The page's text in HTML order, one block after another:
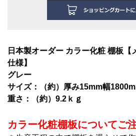
日本製オーダー カラー化粧 棚板【
仕様】
グレー
サイズ：（約）厚み15mm幅
重さ：（約）9.2ｋｇ
カラー化粧棚板についてご